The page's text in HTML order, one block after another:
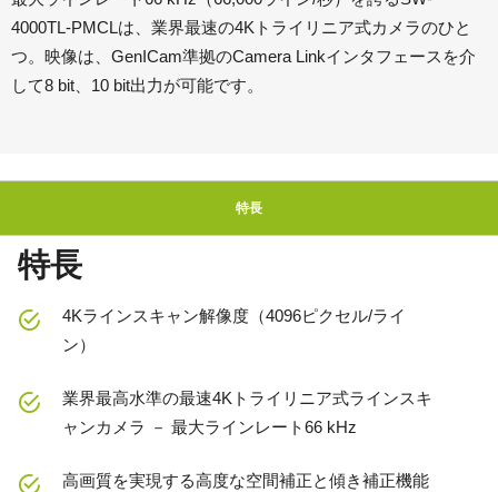
4000TL-PMCLは、業界最速の4Kトライリニア式カメラのひと
つ。映像は、GenICam準拠のCamera Linkインタフェースを介
して8 bit、10 bit出力が可能です。
特長
特長
4Kラインスキャン解像度（4096ピクセル/ライ
ン）
業界最高水準の最速4Kトライリニア式ラインスキ
ャンカメラ － 最大ラインレート66 kHz
高画質を実現する高度な空間補正と傾き補正機能